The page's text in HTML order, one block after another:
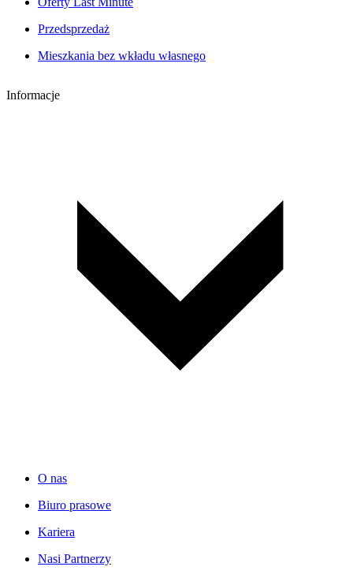
Przedsprzedaż
Mieszkania bez wkładu własnego
Informacje
O nas
Biuro prasowe
Kariera
Nasi Partnerzy